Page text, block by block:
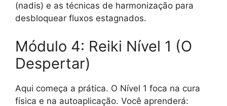
(nadis) e as técnicas de harmonização para
desbloquear fluxos estagnados.
Módulo 4: Reiki Nível 1 (O
Despertar)
Aqui começa a prática. O Nível 1 foca na cura
física e na autoaplicação. Você aprenderá: